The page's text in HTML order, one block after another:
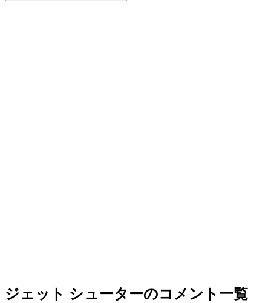
ジェット シューターのコメント一覧